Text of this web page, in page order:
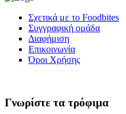
Σχετικά με το Foodbites
Συγγραφική ομάδα
Διαφήμιση
Επικοινωνία
Όροι Χρήσης
Γνωρίστε τα τρόφιμα